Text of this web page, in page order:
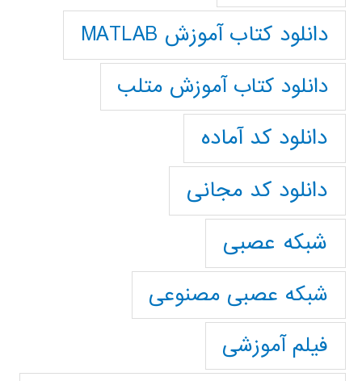
دانلود کتاب آموزش MATLAB
دانلود کتاب آموزش متلب
دانلود کد آماده
دانلود کد مجانی
شبکه عصبی
شبکه عصبی مصنوعی
فیلم آموزشی